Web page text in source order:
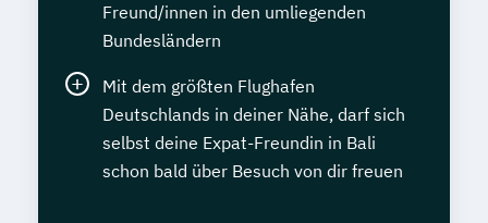
Freund/innen in den umliegenden
Bundesländern
Mit dem größten Flughafen
Deutschlands in deiner Nähe, darf sich
selbst deine Expat-Freundin in Bali
schon bald über Besuch von dir freuen